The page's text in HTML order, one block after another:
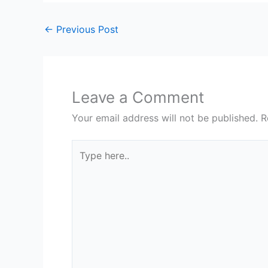
← Previous Post
Leave a Comment
Your email address will not be published.
here..